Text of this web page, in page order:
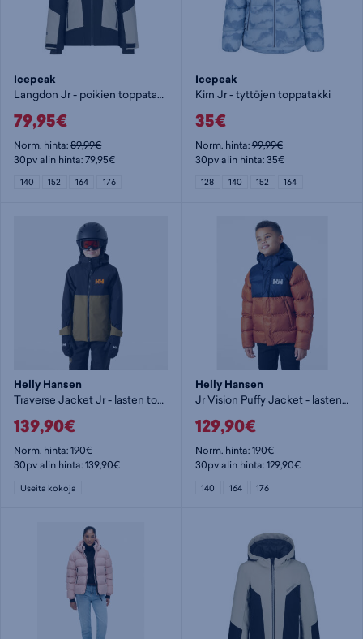
Icepeak
Langdon Jr - poikien toppatakki
79,95€
Norm. hinta:89,99€
30pv alin hinta: 79,95€
140 152 164 176
Icepeak
Kirn Jr - tyttöjen toppatakki
35€
Norm. hinta:99,99€
30pv alin hinta: 35€
128 140 152 164
Helly Hansen
Traverse Jacket Jr - lasten toppatakki
139,90€
Norm. hinta:190€
30pv alin hinta: 139,90€
Useita kokoja
Helly Hansen
Jr Vision Puffy Jacket - lasten toppatakki
129,90€
Norm. hinta:190€
30pv alin hinta: 129,90€
140 164 176